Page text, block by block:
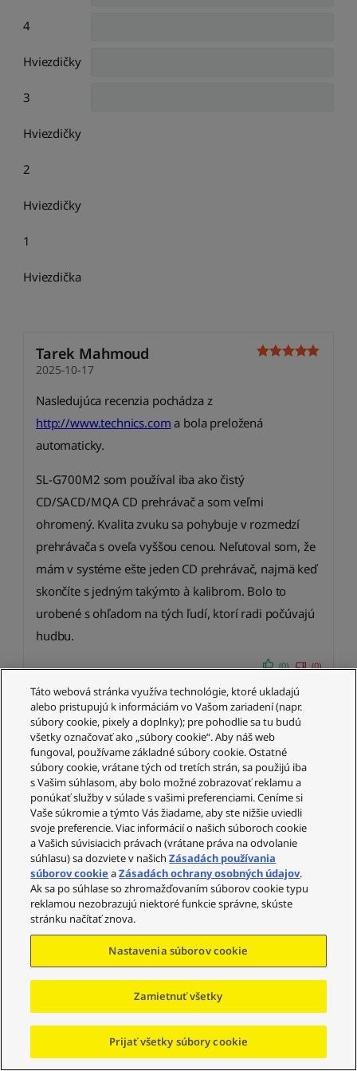
4
Hviezdičky
3
Hviezdičky
2
Hviezdičky
1
Hviezdička
Tarek Mahmoud
2025-10-17
Nasledujúca recenzia pochádza z
http://www.technics.com a bola preložená
automaticky.
SL-G700M2 som používal iba ako čistý
CD/SACD/MQA CD prehrávač a som veľmi
ohromený. Kvalita zvuku sa pohybuje v rozmedzí
prehrávača s oveľa vyššou cenou. Neľutoval som, že
mám v systéme ešte jeden CD prehrávač, najmä keď
skončíte s jedným takýmto à kalibrom. Bolo to
urobené s ohľadom na tých ľudí, ktorí radi počúvajú
hudbu.
(0) (0)
Chcete sa podeliť o svoje skúsenosti?
NAPÍSAŤ RECENZIU
Manuály
Táto webová stránka využíva technológie, ktoré ukladajú
alebo pristupujú k informáciám vo Vašom zariadení (napr.
súbory cookie, pixely a doplnky); pre pohodlie sa tu budú
všetky označovať ako „súbory cookie“. Aby náš web
fungoval, používame základné súbory cookie. Ostatné
súbory cookie, vrátane tých od tretích strán, sa použijú iba
s Vašim súhlasom, aby bolo možné zobrazovať reklamu a
ponúkať služby v súlade s vašimi preferenciami. Ceníme si
Vaše súkromie a týmto Vás žiadame, aby ste nižšie uviedli
svoje preferencie. Viac informácií o našich súboroch cookie
a Vašich súvisiacich právach (vrátane práva na odvolanie
súhlasu) sa dozviete v našichZásadách používania
súborov cookieaZásadách ochrany osobných údajov.
Ak sa po súhlase so zhromažďovaním súborov cookie typu
reklamou nezobrazujú niektoré funkcie správne, skúste
stránku načítať znova.
Nastavenia súborov cookie
Zamietnuť všetky
Prijať všetky súbory cookie